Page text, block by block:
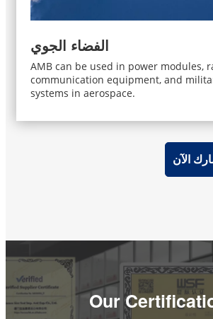
الفضاء الجوي
AMB can be used in power modules,
communication equipment, and
systems in aerospace.
الآن
Our